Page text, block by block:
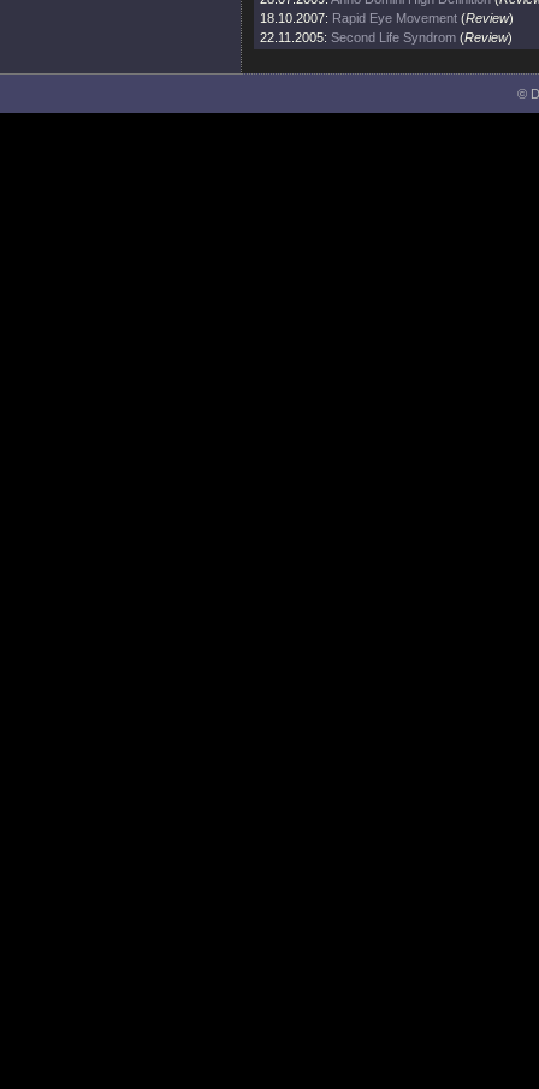
18.10.2007: Rapid Eye Movement (Review)
22.11.2005: Second Life Syndrom (Review)
©